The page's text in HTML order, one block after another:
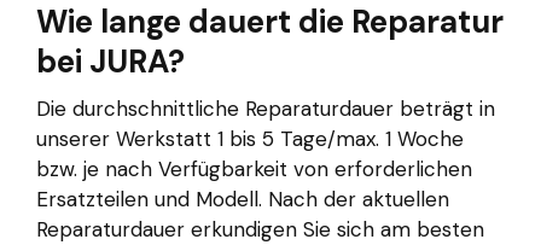
Wie lange dauert die Reparatur
bei JURA?
Die durchschnittliche Reparaturdauer beträgt in
unserer Werkstatt 1 bis 5 Tage/max. 1 Woche
bzw. je nach Verfügbarkeit von erforderlichen
Ersatzteilen und Modell. Nach der aktuellen
Reparaturdauer erkundigen Sie sich am besten